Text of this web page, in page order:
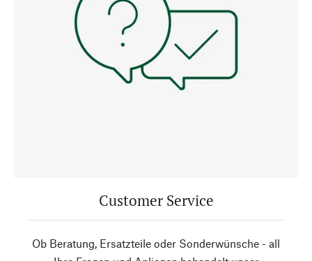
Customer Service
Ob Beratung, Ersatzteile oder Sonderwünsche - all